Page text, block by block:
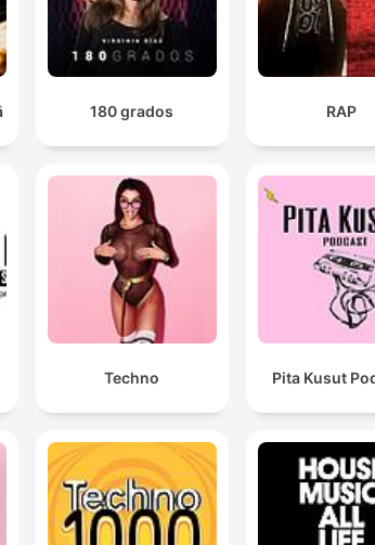
180 grados RAP
Techno Pita Kusut